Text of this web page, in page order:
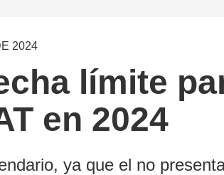
2024
límite
en 2024
ya que el no